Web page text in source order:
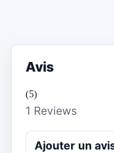
Avis
(5)
1 Reviews
Ajouter un